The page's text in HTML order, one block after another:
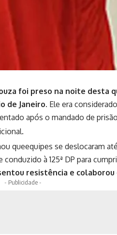
foi preso na noite desta
de Janeiro. Ele era
após o mandado de
queequipes se deslocaram
à 125ª DP para
resistência e colaborou
- Publicidade -